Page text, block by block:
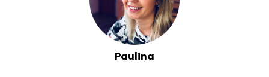
Paulina